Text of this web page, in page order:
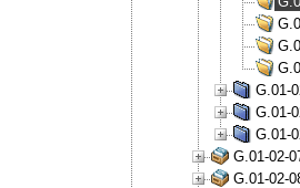
G.01-
G.01-
G.01-
G.01-02-
G.01-02-